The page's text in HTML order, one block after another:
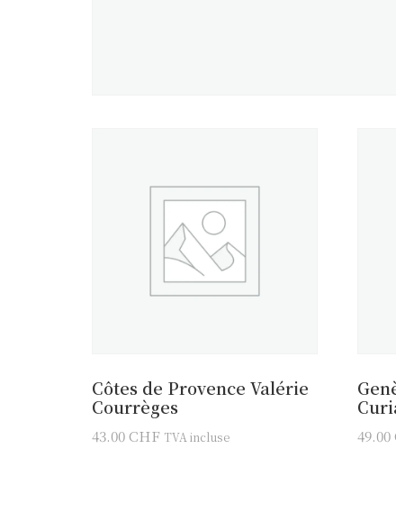
Côtes de Provence Valérie
Courrèges
43.00CHF TVA incluse 49.00